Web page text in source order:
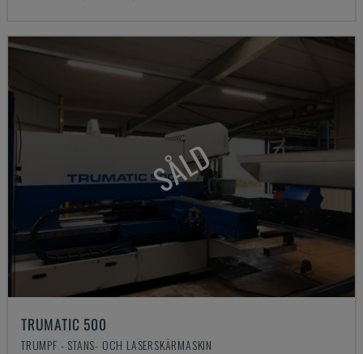
SÅLD
TRUMATIC 500
TRUMPF - STANS- OCH LASERSKÄRMASKIN